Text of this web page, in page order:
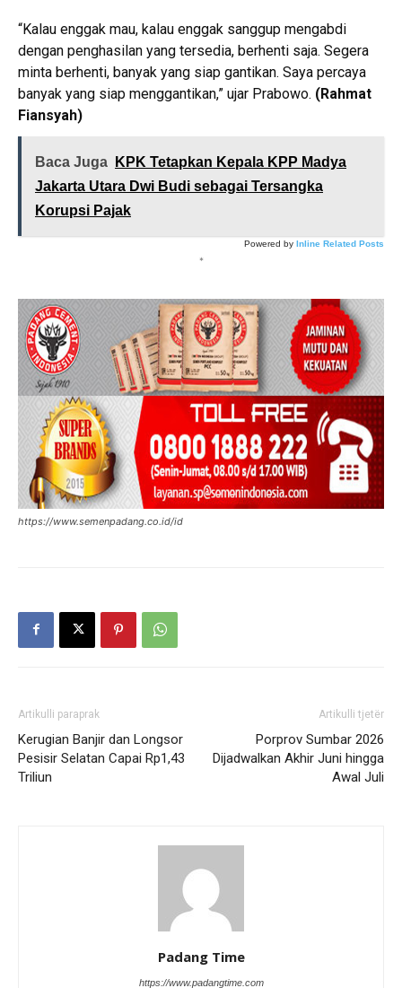
“Kalau enggak mau, kalau enggak sanggup mengabdi
dengan penghasilan yang tersedia, berhenti saja. Segera
minta berhenti, banyak yang siap gantikan. Saya percaya
banyak yang siap menggantikan,” ujar Prabowo. (Rahmat
Fiansyah)
Baca Juga
KPK Tetapkan Kepala KPP Madya
Jakarta Utara Dwi Budi sebagai Tersangka
Korupsi Pajak
Powered by Inline Related Posts
*
https://www.semenpadang.co.id/id
Artikulli paraprak
Kerugian Banjir dan Longsor
Pesisir Selatan Capai Rp1,43
Triliun
Artikulli tjetër
Porprov Sumbar 2026
Dijadwalkan Akhir Juni hingga
Awal Juli
Padang Time
https://www.padangtime.com